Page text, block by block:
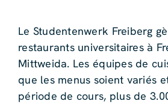
Le Studentenwerk Freiberg
restaurants universitaires à
Mittweida. Les équipes de
que les menus soient variés
période de cours, plus de